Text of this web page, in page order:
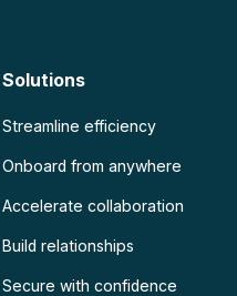
Solutions
Streamline efficiency
Onboard from anywhere
Accelerate collaboration
Build relationships
Secure with confidence